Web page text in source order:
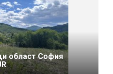
област София